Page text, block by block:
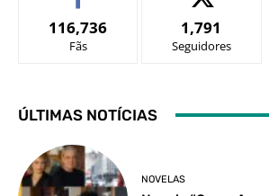
116,736
Fãs
1,791
Seguidores
ÚLTIMAS NOTÍCIAS
NOVELAS